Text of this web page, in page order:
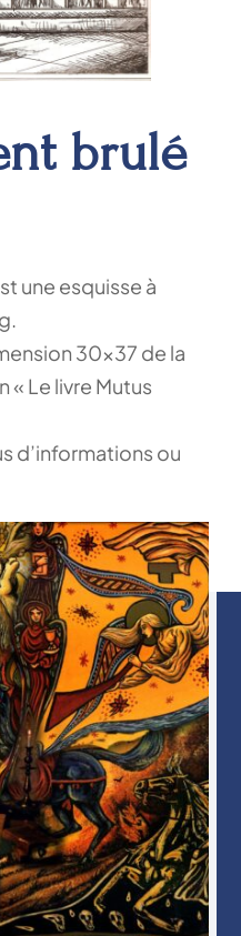
brulé
une esquisse à
30×37 de la
Le livre Mutus
d’informations ou